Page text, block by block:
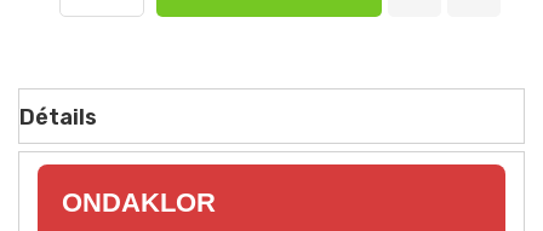
Détails
ONDAKLOR